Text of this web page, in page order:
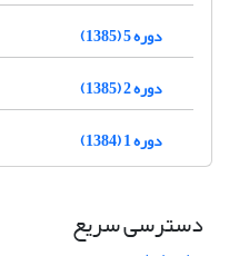
دوره 5 (1385)
دوره 2 (1385)
دوره 1 (1384)
دسترسی سریع